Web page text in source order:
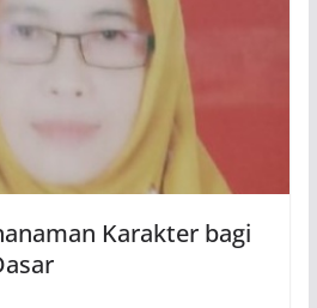
Karakter bagi